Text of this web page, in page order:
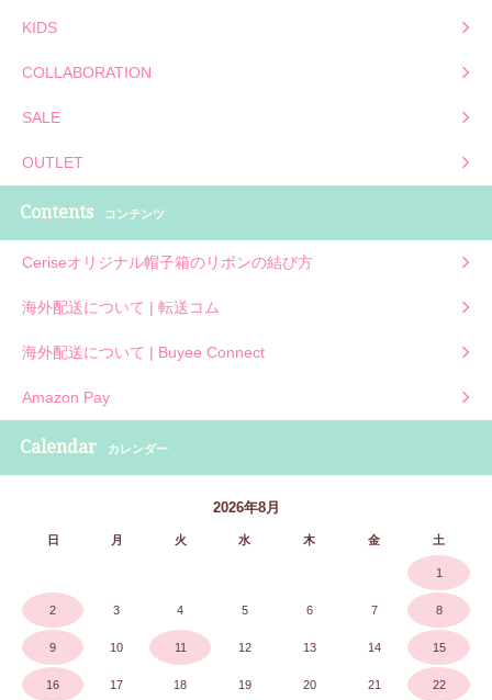
KIDS
COLLABORATION
SALE
OUTLET
Contents コンテンツ
Ceriseオリジナル帽子箱のリボンの結び方
海外配送について | 転送コム
海外配送について | Buyee Connect
Amazon Pay
Calendar カレンダー
2026年8月
日 月 火 水 木 金 土
1
2 3 4 5 6 7 8
9 10 11 12 13 14 15
16 17 18 19 20 21 22